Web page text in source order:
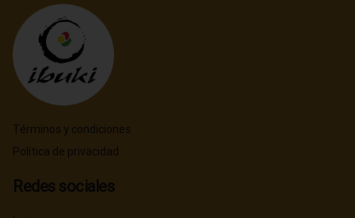
Términos y condiciones
Política de privacidad
Redes sociales